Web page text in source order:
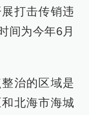
打击传销违
间为今年6月
治的区域是
北海市海城